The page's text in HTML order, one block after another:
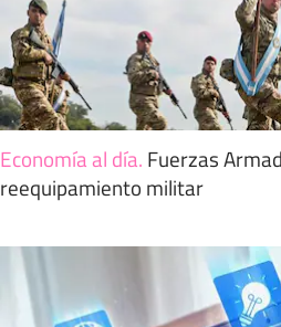
Economía al día. Fuerzas
reequipamiento militar